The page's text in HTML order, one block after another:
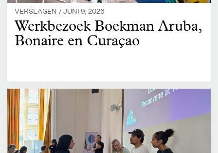
VERSLAGEN /JUNI 9, 2026
Werkbezoek Boekman Aruba,
Bonaire en Curaçao